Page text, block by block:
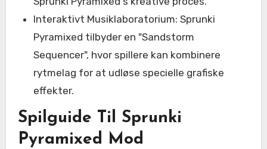
Interaktivt Musiklaboratorium: Sprunki
Pyramixed tilbyder en "Sandstorm
Sequencer", hvor spillere kan kombinere
rytmelag for at udløse specielle grafiske
effekter.
Spilguide Til Sprunki
Pyramixed Mod